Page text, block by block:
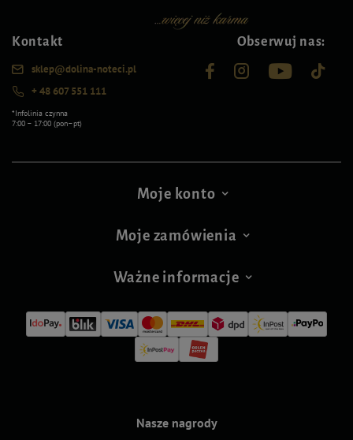
Kontakt
sklep@dolina-noteci.pl
+ 48 607 551 111
*Infolinia czynna
7:00 – 17:00 (pon–pt)
Obserwuj nas:
Moje konto
Moje zamówienia
Ważne informacje
Nasze nagrody